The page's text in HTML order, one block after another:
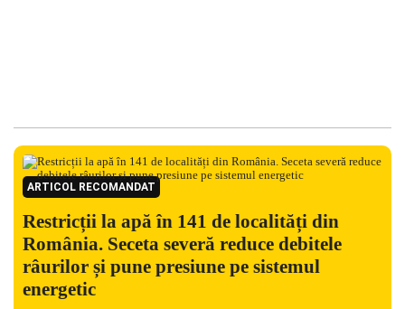
ARTICOL RECOMANDAT
Restricții la apă în 141 de localități din
România. Seceta severă reduce debitele
râurilor și pune presiune pe sistemul
energetic